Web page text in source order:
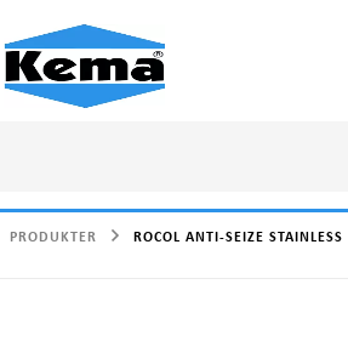
PRODUKTER ROCOL ANTI-SEIZE STAINLESS